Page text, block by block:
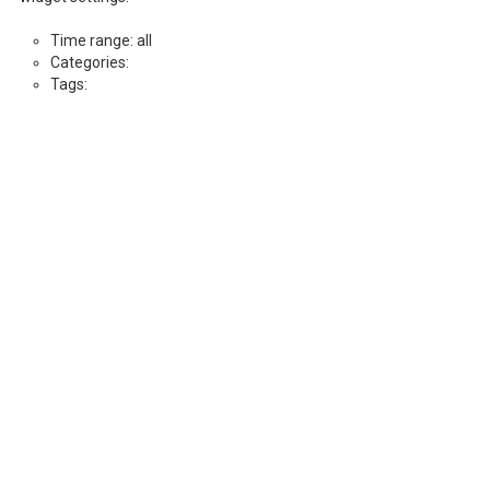
Time range: all
Categories:
Tags: